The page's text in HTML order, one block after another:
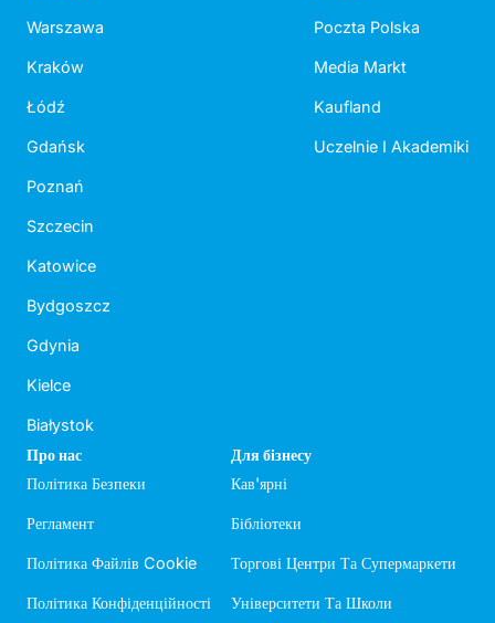
Warszawa
Kraków
Łódź
Gdańsk
Poznań
Szczecin
Katowice
Bydgoszcz
Gdynia
Kielce
Białystok
Poczta Polska
Media Markt
Kaufland
Uczelnie I Akademiki
Про нас
Політика Безпеки
Регламент
Політика Файлів Cookie
Політика Конфіденційності
Для бізнесу
Кав'ярні
Бібліотеки
Торгові Центри Та Супермаркети
Університети Та Школи